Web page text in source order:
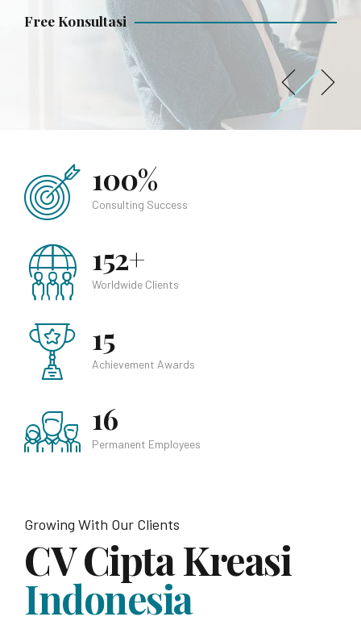
Free Konsultasi
Free Konsultasi
Free Konsultasi
100%
Consulting Success
152+
Worldwide Clients
15
Achievement Awards
16
Permanent Employees
Growing With Our Clients
CV Cipta Kreasi
Indonesia